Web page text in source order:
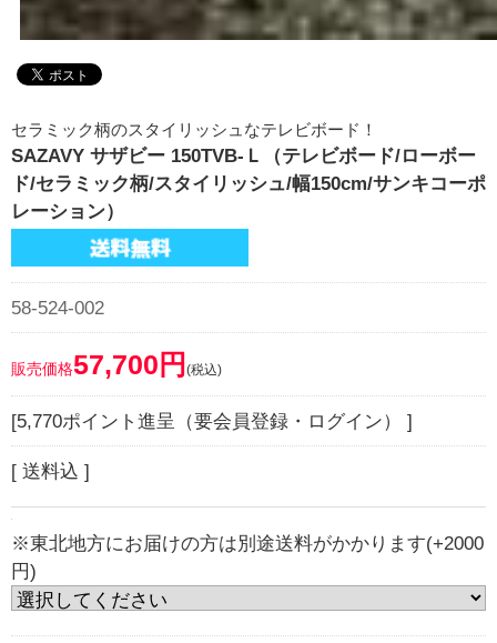
セラミック柄のスタイリッシュなテレビボード！
SAZAVY サザビー 150TVB-Ｌ（テレビボード/ローボー
ド/セラミック柄/スタイリッシュ/幅150cm/サンキコーポ
レーション）
58-524-002
販売価格57,700円 (税込)
[5,770ポイント進呈（要会員登録・ログイン） ]
[ 送料込 ]
※東北地方にお届けの方は別途送料がかかります(+2000
円)